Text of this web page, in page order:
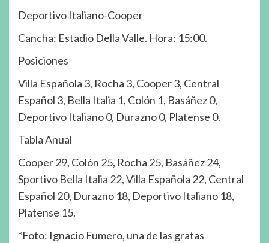
Deportivo Italiano-Cooper
Cancha: Estadio Della Valle. Hora: 15:00.
Posiciones
Villa Española 3, Rocha 3, Cooper 3, Central
Español 3, Bella Italia 1, Colón 1, Basáñez 0,
Deportivo Italiano 0, Durazno 0, Platense 0.
Tabla Anual
Cooper 29, Colón 25, Rocha 25, Basáñez 24,
Sportivo Bella Italia 22, Villa Española 22, Central
Español 20, Durazno 18, Deportivo Italiano 18,
Platense 15.
*Foto: Ignacio Fumero, una de las gratas